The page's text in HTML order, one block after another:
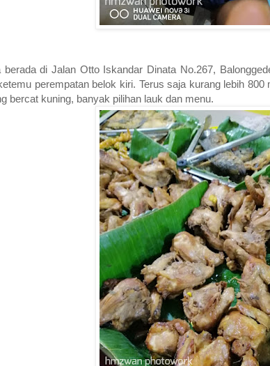
di Jalan Otto Iskandar Dinata No.267,
perempatan belok kiri. Terus saja kurang lebih
bercat kuning, banyak pilihan lauk dan menu.